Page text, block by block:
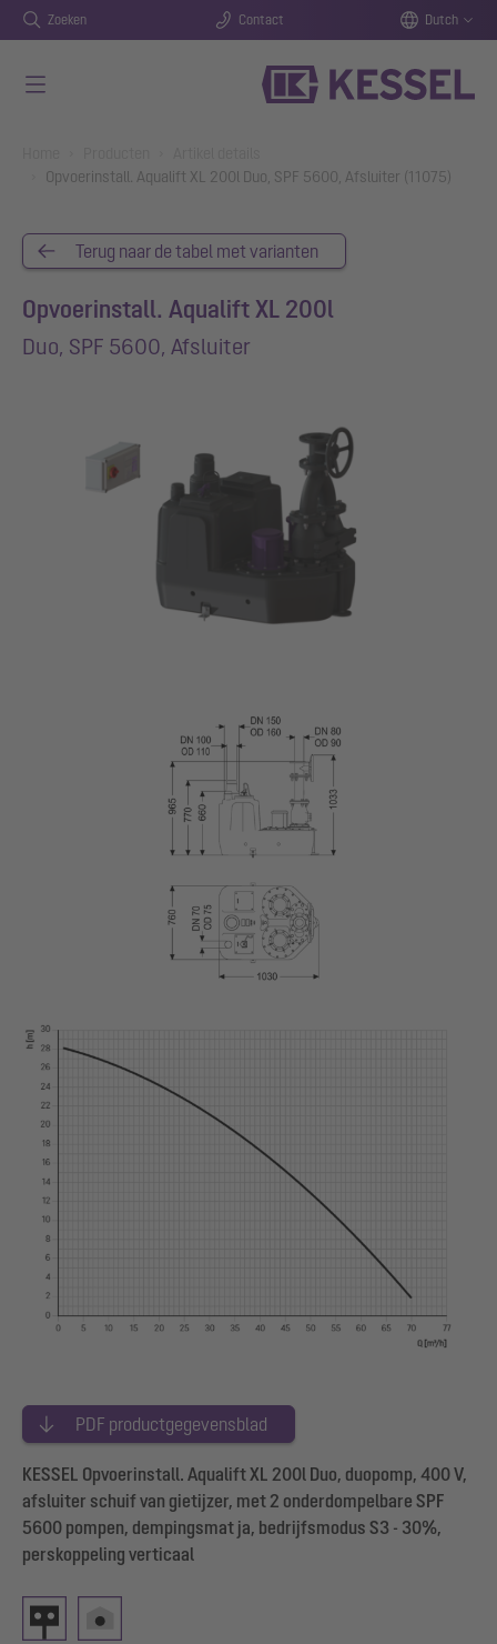
Zoeken Contact Dutch
Opvoerinstall. Aqualift XL 200l Duo, SPF 5600, Afsluiter (11075)
Terug naar de tabel met varianten
Opvoerinstall. Aqualift XL 200l
Duo, SPF 5600, Afsluiter
PDF productgegevensblad
KESSEL Opvoerinstall. Aqualift XL 200l Duo, duopomp, 400 V,
afsluiter schuif van gietijzer, met 2 onderdompelbare SPF
5600 pompen, dempingsmat ja, bedrijfsmodus S3 - 30%,
perskoppeling verticaal